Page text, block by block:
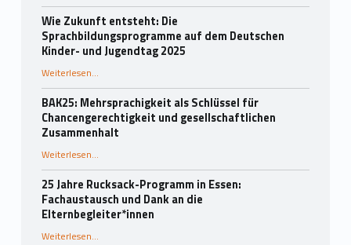
Wie Zukunft entsteht: Die
Sprachbildungsprogramme auf dem Deutschen
Kinder- und Jugendtag 2025
Weiterlesen“Wie Zukunft entsteht: Die Sprachbildungsprogramme auf dem Deutschen Kinder- und Jugendtag 2025”
…
BAK25: Mehrsprachigkeit als Schlüssel für
Chancengerechtigkeit und gesellschaftlichen
Zusammenhalt
Weiterlesen“BAK25: Mehrsprachigkeit als Schlüssel für Chancengerechtigkeit und gesellschaftlichen Zusammenhalt”
…
25 Jahre Rucksack-Programm in Essen:
Fachaustausch und Dank an die
Elternbegleiter*innen
Weiterlesen“25 Jahre Rucksack-Programm in Essen: Fachaustausch und Dank an die Elternbegleiter*innen”
…